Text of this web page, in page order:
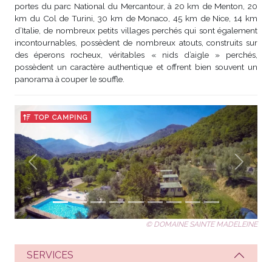
portes du parc National du Mercantour, à 20 km de Menton, 20
km du Col de Turini, 30 km de Monaco, 45 km de Nice, 14 km
d’Italie, de nombreux petits villages perchés qui sont également
incontournables, possèdent de nombreux atouts, construits sur
des éperons rocheux, véritables « nids d’aigle » perchés,
possèdent un caractère authentique et offrent bien souvent un
panorama à couper le souffle.
TOP CAMPING
Précédent Suivant
© DOMAINE SAINTE MADELEINE
SERVICES